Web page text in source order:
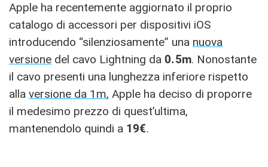
Apple ha recentemente aggiornato il proprio
catalogo di accessori per dispositivi iOS
introducendo “silenziosamente” una nuova
versione del cavo Lightning da 0.5m. Nonostante
il cavo presenti una lunghezza inferiore rispetto
alla versione da 1m, Apple ha deciso di proporre
il medesimo prezzo di quest’ultima,
mantenendolo quindi a 19€.